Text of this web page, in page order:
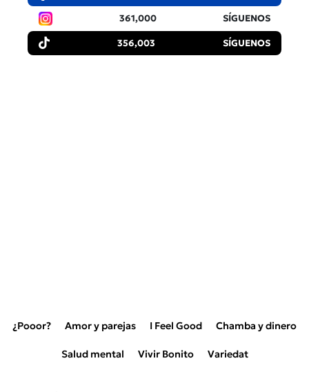
361,000 SÍGUENOS
356,003 SÍGUENOS
¿Pooor? Amor y parejas I Feel Good Chamba y dinero
Salud mental Vivir Bonito Variedat